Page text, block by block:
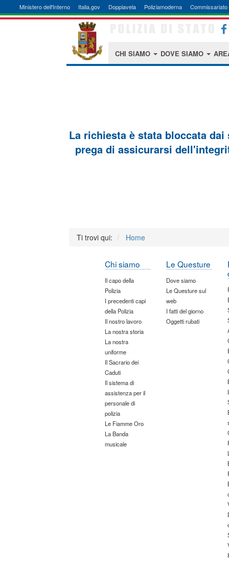
Ministero dell'Interno Italia.gov Doppiavela Poliziamoderna Commissariato
CHI SIAMO DOVE SIAMO
La richiesta è stata bloccata
prega di assicurarsi
Ti trovi qui: Home
Chi siamo
Il capo della
Polizia
I precedenti capi
della Polizia
Il nostro lavoro
La nostra storia
La nostra
uniforme
Il Sacrario dei
Caduti
Il sistema di
assistenza per il
personale di
polizia
Le Fiamme Oro
La Banda
musicale
Le Questure
Dove siamo
Le Questure sul
web
I fatti del giorno
Oggetti rubati